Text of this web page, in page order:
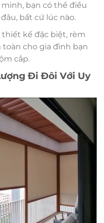
bạn có thể điều
bất cứ lúc nào.
thiết kế đặc biệt, rèm
cho gia đình bạn
cắp.
Đi Đôi Với Uy